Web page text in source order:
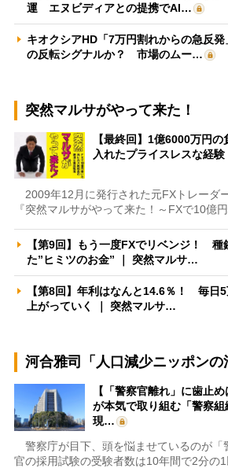
運 エヌビディアとの提携でAI…
キオクシアHD「7万円割れからの急反
の反転シグナルか？ 市場のムー…
突然マルサがやって来た！
【最終回】1億6000万円
入れたプライスレスな経
2009年12月に発行された元FXトレーダ
『突然マルサがやって来た！～FXで10億
【第9回】もう一度FXでリベンジ！ 種
た”ヒミツのお金” ｜ 突然マルサ…
【第8回】年利はなんと14.6％！ 毎日
上がっていく ｜ 突然マルサ…
河合雅司「人口減少ニッポンの
【「警察官離れ」に歯止
が本気で取り組む「警察
現…
警察庁が目下、頭を悩ませているのが「
官の採用試験の受験者数は10年間で2分の1